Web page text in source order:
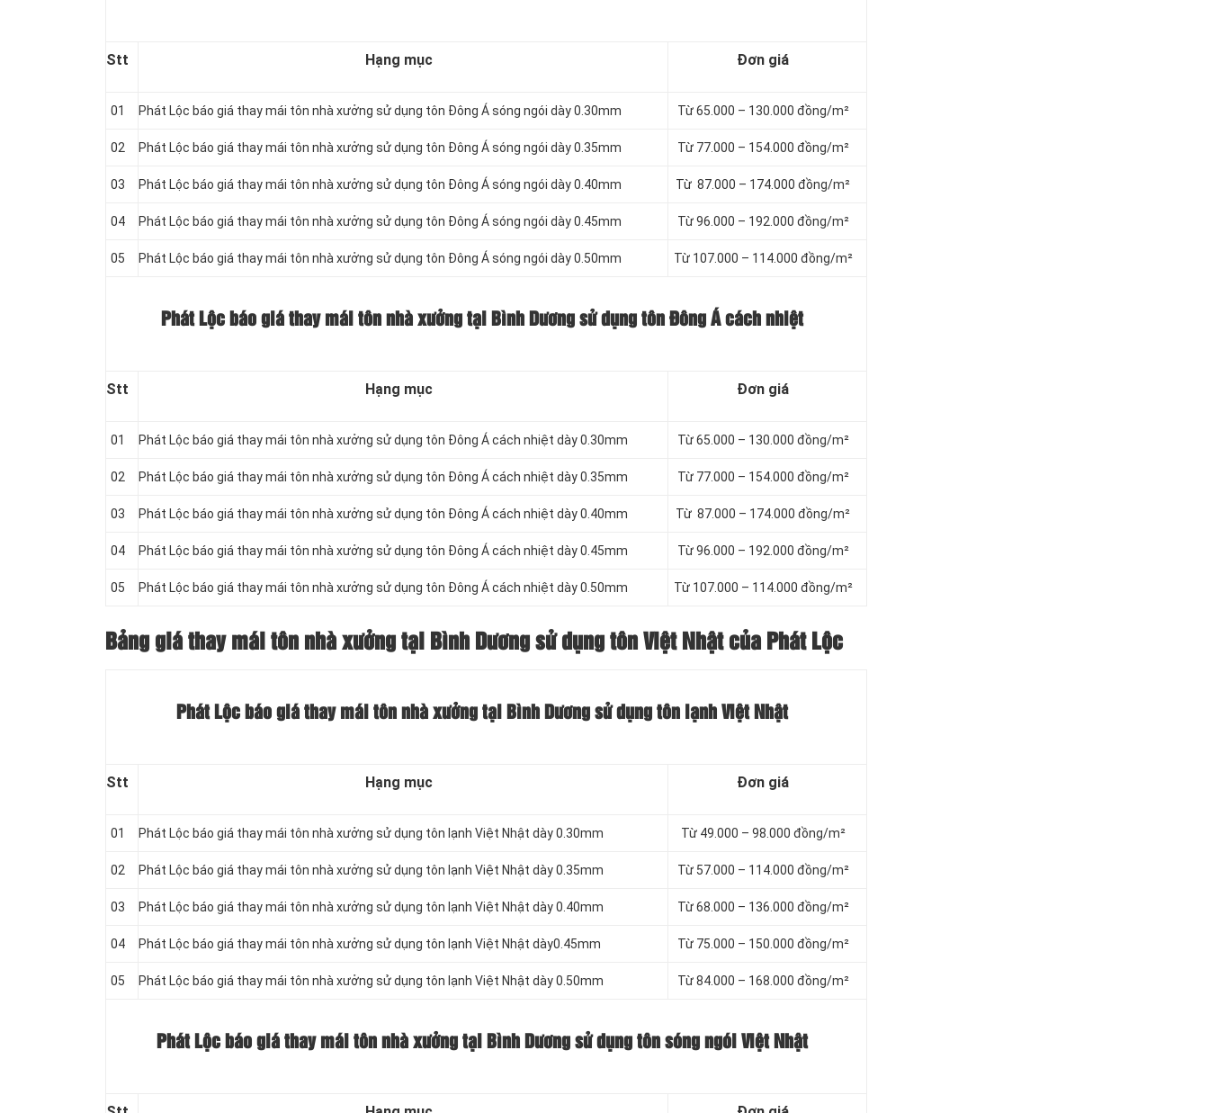
Stt Hạng mục Đơn giá
01 Phát Lộc báo giá thay mái tôn nhà xưởng sử dụng tôn Đông Á sóng ngói dày 0.30mm Từ 65.000 – 130.000 đồng/m²
02 Phát Lộc báo giá thay mái tôn nhà xưởng sử dụng tôn Đông Á sóng ngói dày 0.35mm Từ 77.000 – 154.000 đồng/m²
03 Phát Lộc báo giá thay mái tôn nhà xưởng sử dụng tôn Đông Á sóng ngói dày 0.40mm Từ 87.000 – 174.000 đồng/m²
04 Phát Lộc báo giá thay mái tôn nhà xưởng sử dụng tôn Đông Á sóng ngói dày 0.45mm Từ 96.000 – 192.000 đồng/m²
05 Phát Lộc báo giá thay mái tôn nhà xưởng sử dụng tôn Đông Á sóng ngói dày 0.50mm Từ 107.000 – 114.000 đồng/m²
Phát Lộc báo giá thay mái tôn nhà xưởng tại Bình Dương sử dụng tôn Đông Á cách nhiệt
Stt Hạng mục Đơn giá
01 Phát Lộc báo giá thay mái tôn nhà xưởng sử dụng tôn Đông Á cách nhiệt dày 0.30mm Từ 65.000 – 130.000 đồng/m²
02 Phát Lộc báo giá thay mái tôn nhà xưởng sử dụng tôn Đông Á cách nhiệt dày 0.35mm Từ 77.000 – 154.000 đồng/m²
03 Phát Lộc báo giá thay mái tôn nhà xưởng sử dụng tôn Đông Á cách nhiệt dày 0.40mm Từ 87.000 – 174.000 đồng/m²
04 Phát Lộc báo giá thay mái tôn nhà xưởng sử dụng tôn Đông Á cách nhiệt dày 0.45mm Từ 96.000 – 192.000 đồng/m²
05 Phát Lộc báo giá thay mái tôn nhà xưởng sử dụng tôn Đông Á cách nhiệt dày 0.50mm Từ 107.000 – 114.000 đồng/m²
Bảng giá thay mái tôn nhà xưởng tại Bình Dương sử dụng tôn Việt Nhật của Phát Lộc
Phát Lộc báo giá thay mái tôn nhà xưởng tại Bình Dương sử dụng tôn lạnh Việt Nhật
Stt Hạng mục Đơn giá
01 Phát Lộc báo giá thay mái tôn nhà xưởng sử dụng tôn lạnh Việt Nhật dày 0.30mm Từ 49.000 – 98.000 đồng/m²
02 Phát Lộc báo giá thay mái tôn nhà xưởng sử dụng tôn lạnh Việt Nhật dày 0.35mm Từ 57.000 – 114.000 đồng/m²
03 Phát Lộc báo giá thay mái tôn nhà xưởng sử dụng tôn lạnh Việt Nhật dày 0.40mm Từ 68.000 – 136.000 đồng/m²
04 Phát Lộc báo giá thay mái tôn nhà xưởng sử dụng tôn lạnh Việt Nhật dày0.45mm Từ 75.000 – 150.000 đồng/m²
05 Phát Lộc báo giá thay mái tôn nhà xưởng sử dụng tôn lạnh Việt Nhật dày 0.50mm Từ 84.000 – 168.000 đồng/m²
Phát Lộc báo giá thay mái tôn nhà xưởng tại Bình Dương sử dụng tôn sóng ngói Việt Nhật